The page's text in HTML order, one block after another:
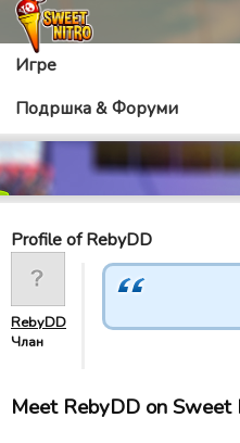
Игре
Подршка & Форуми
Profile of RebyDD
RebyDD
Члан
Meet RebyDD on Sweet